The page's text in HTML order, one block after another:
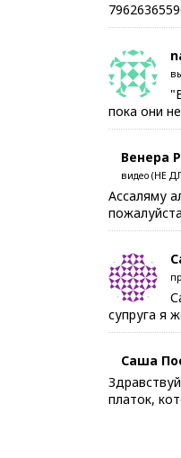
пока они
Венера
видео (НЕ
Ассаляму
супруга я
Саша
платок,